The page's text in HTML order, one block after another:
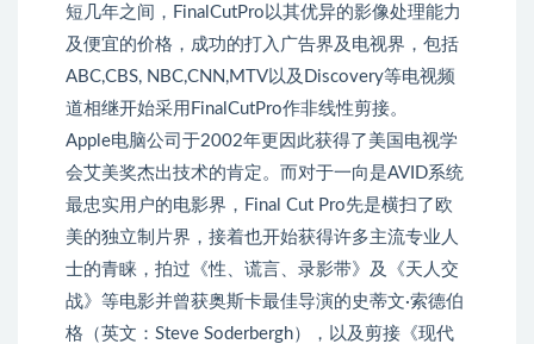
短几年之间，FinalCutPro以其优异的影像处理能力
及便宜的价格，成功的打入广告界及电视界，包括
ABC,CBS, NBC,CNN,MTV以及Discovery等电视频
道相继开始采用FinalCutPro作非线性剪接。
Apple电脑公司于2002年更因此获得了美国电视学
会艾美奖杰出技术的肯定。而对于一向是AVID系统
最忠实用户的电影界，Final Cut Pro先是横扫了欧
美的独立制片界，接着也开始获得许多主流专业人
士的青睐，拍过《性、谎言、录影带》及《天人交
战》等电影并曾获奥斯卡最佳导演的史蒂文·索德伯
格（英文：Steve Soderbergh），以及剪接《现代